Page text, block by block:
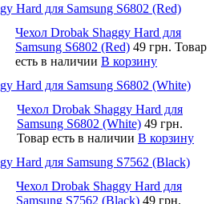
Hard для Samsung S6802 (Red)
Чехол Drobak Shaggy Hard для
Samsung S6802 (Red) 49 грн. Товар
есть в наличии В корзину
Hard для Samsung S6802 (White)
Чехол Drobak Shaggy Hard для
Samsung S6802 (White) 49 грн.
Товар есть в наличии В корзину
Hard для Samsung S7562 (Black)
Чехол Drobak Shaggy Hard для
Samsung S7562 (Black) 49 грн.